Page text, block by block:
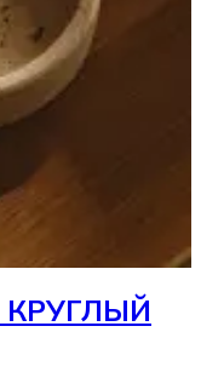
КРУГЛЫЙ